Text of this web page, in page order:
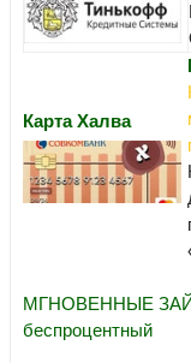
Карта Халва
МГНОВЕННЫЕ
беспроцентный